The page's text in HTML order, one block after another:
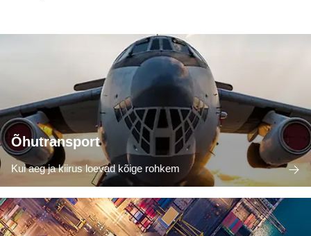
Õhutransport
Kui aeg ja kiirus loevad kõige rohkem